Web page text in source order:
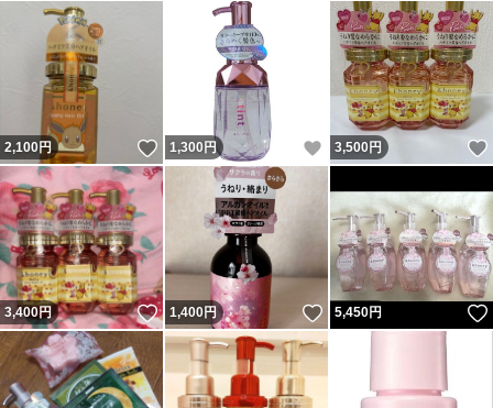
2,100円 いいね！
1,300 円 いいね！
3,500円
3,400円 いいね！
1,400円 いいね！
5,450円